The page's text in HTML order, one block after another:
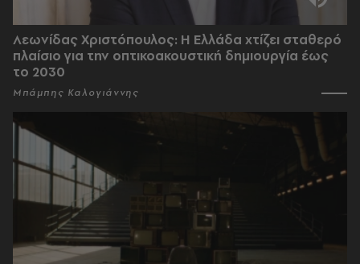
Λεωνίδας Χριστόπουλος: Η Ελλάδα χτίζει σταθερό
πλαίσιο για την οπτικοακουστική δημιουργία έως
το 2030
Μπάμπης Καλογιάννης